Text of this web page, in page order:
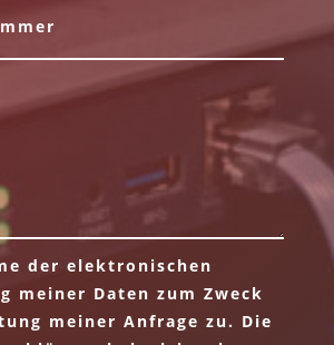
der elektronischen
meiner Daten zum Zweck
meiner Anfrage zu. Die